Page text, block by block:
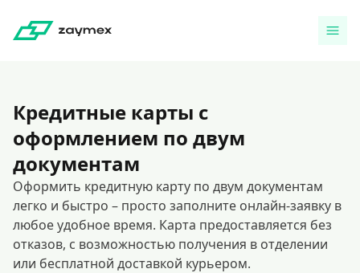
Кредитные карты с
оформлением по двум
документам
Оформить кредитную карту по двум документам
легко и быстро – просто заполните онлайн-заявку в
любое удобное время. Карта предоставляется без
отказов, с возможностью получения в отделении
или бесплатной доставкой курьером.